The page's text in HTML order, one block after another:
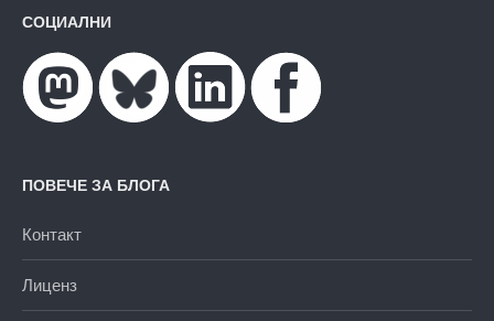
СОЦИАЛНИ
ПОВЕЧЕ ЗА БЛОГА
Контакт
Лиценз